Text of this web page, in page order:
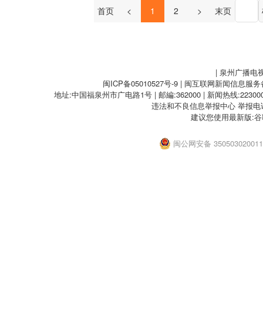
首页 < 1 2 > 末页
| 泉州广播电
闽ICP备05010527号-9 | 闽互联网新闻信息服
地址:中国福泉州市广电路1号 | 邮編:362000 | 新闻热线
违法和不良信息举报中心 举报电
建议您使用最新版:
闽公网安备